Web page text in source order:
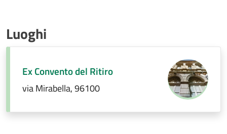
Luoghi
Ex Convento del Ritiro
via Mirabella, 96100